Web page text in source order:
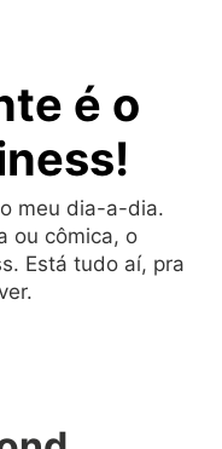
é o
meu dia-a-dia.
ou cômica, o
Está tudo aí, pra